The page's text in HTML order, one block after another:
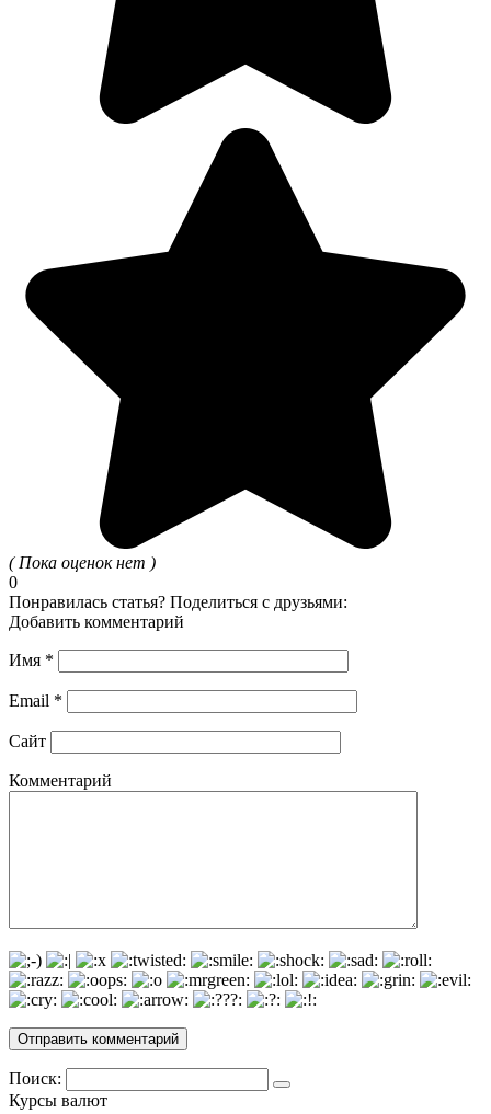
( Пока оценок нет )
0
Понравилась статья? Поделиться с друзьями:
Добавить комментарий
Имя *
Email *
Сайт
Комментарий
Поиск:
Курсы валют